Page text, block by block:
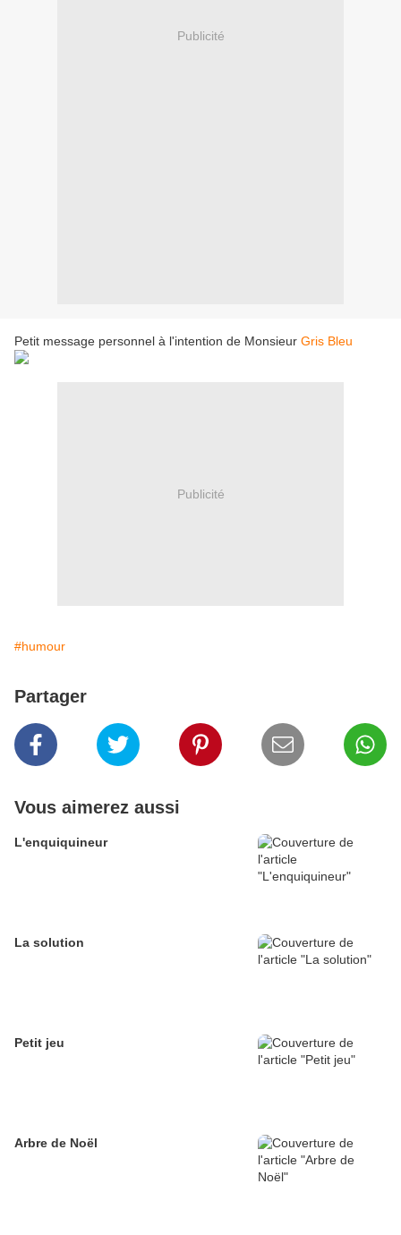
Publicité
Petit message personnel à l'intention de Monsieur Gris Bleu
Publicité
#humour
Partager
Vous aimerez aussi
L'enquiquineur
La solution
Petit jeu
Arbre de Noël